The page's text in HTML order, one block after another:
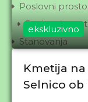
ekskluzivno
Kmetija
Selnico ob
Poslovni
Poslovni
Stanovanja
2.5- in 3-